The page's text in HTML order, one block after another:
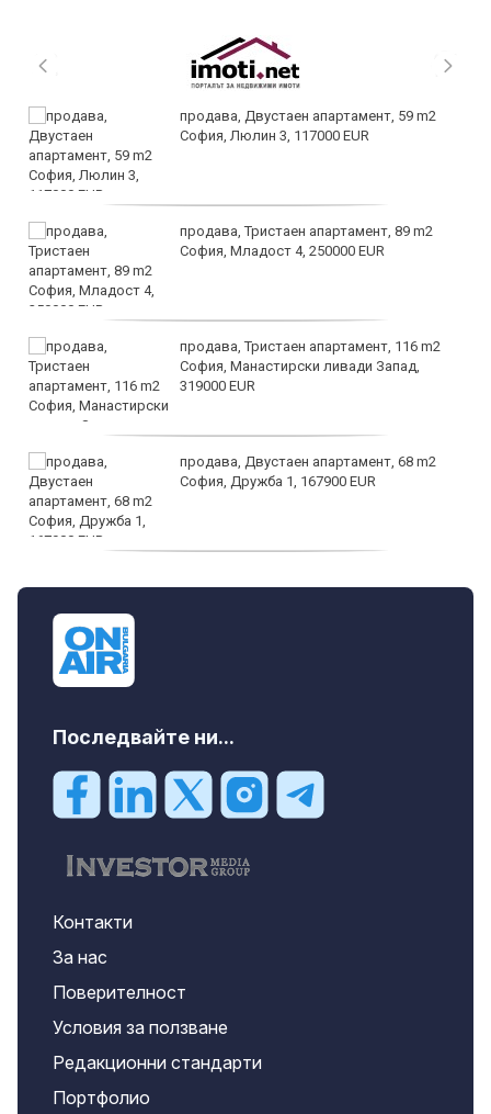
продава, Двустаен апартамент, 59 m2
София, Люлин 3, 117000 EUR
продава, Тристаен апартамент, 89 m2
София, Младост 4, 250000 EUR
продава, Тристаен апартамент, 116 m2
София, Манастирски ливади Запад,
319000 EUR
продава, Двустаен апартамент, 68 m2
София, Дружба 1, 167900 EUR
Последвайте ни...
Контакти
За нас
Поверителност
Условия за ползване
Редакционни стандарти
Портфолио